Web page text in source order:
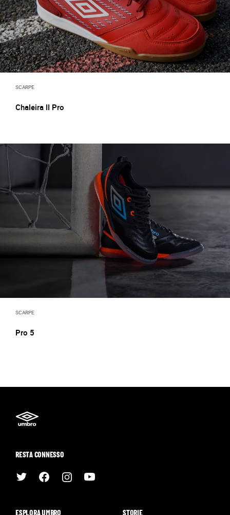
SCARPE
Chaleira II Pro
SCARPE
Pro 5
RESTA CONNESSO